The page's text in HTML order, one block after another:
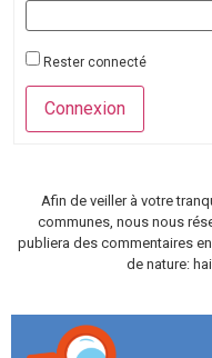
Rester connecté
Connexion
Afin de veiller à votre
communes, nous nous
publiera des commentaires
de nature: